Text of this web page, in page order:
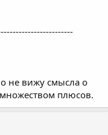
не вижу смысла о
плюсов.